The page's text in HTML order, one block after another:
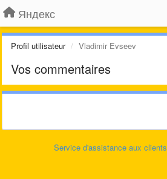
Яндекс
Profil utilisateur Vladimir Evseev
Vos commentaires
Service d'assistance aux clients